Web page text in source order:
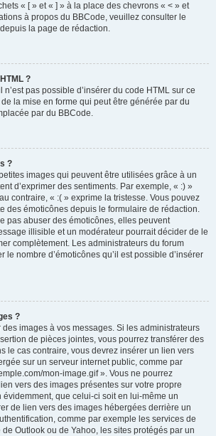
« [ » et « ] » à la place des chevrons « < » et
à propos du BBCode, veuillez consulter le
la page de rédaction.
?
n’est pas possible d’insérer du code HTML sur ce
la mise en forme qui peut être générée par du
par du BBCode.
?
images qui peuvent être utilisées grâce à un
d’exprimer des sentiments. Par exemple, « :) »
contraire, « :( » exprime la tristesse. Vous pouvez
des émoticônes depuis le formulaire de rédaction.
pas abuser des émoticônes, elles peuvent
illisible et un modérateur pourrait décider de le
complètement. Les administrateurs du forum
le nombre d’émoticônes qu’il est possible d’insérer
?
images à vos messages. Si les administrateurs
de pièces jointes, vous pourrez transférer des
le cas contraire, vous devrez insérer un lien vers
sur un serveur internet public, comme par
mon-image.gif ». Vous ne pourrez
vers des images présentes sur votre propre
que celui-ci soit en lui-même un
de lien vers des images hébergées derrière un
comme par exemple les services de
Outlook ou de Yahoo, les sites protégés par un